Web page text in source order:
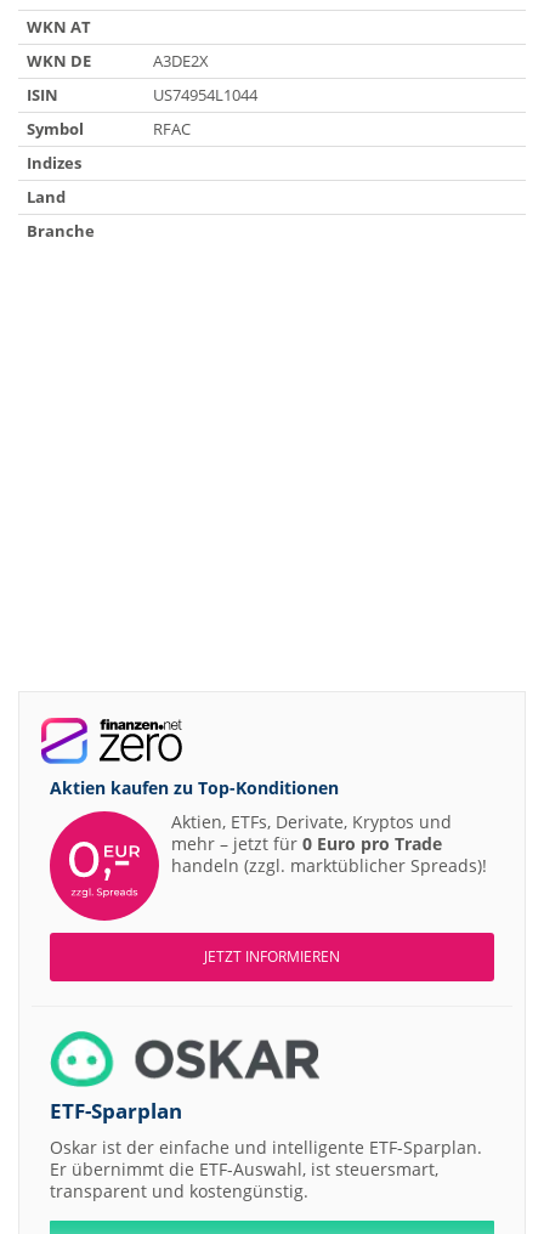
WKN AT
WKN DE
A3DE2X
ISIN
US74954L1044
Symbol
RFAC
Indizes
Land
Branche
Aktien kaufen zu Top-Konditionen
Aktien, ETFs, Derivate, Kryptos und
mehr – jetzt für 0 Euro pro Trade
handeln (zzgl. marktüblicher Spreads)!
JETZT INFORMIEREN
ETF-Sparplan
Oskar ist der einfache und intelligente ETF-Sparplan.
Er übernimmt die ETF-Auswahl, ist steuersmart,
transparent und kostengünstig.